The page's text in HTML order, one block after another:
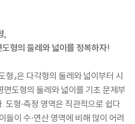
,
형의 둘레와 넓이를 정복하자!
형』은 다각형의 둘레와 넓이부터 시
도형의 둘레와 넓이를 기초 문제부
도형·측정 영역은 직관적으로 쉽다
들이 수·연산 영역에 비해 많이 어려